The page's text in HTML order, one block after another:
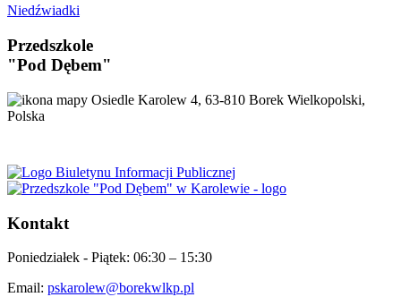
Niedźwiadki
Przedszkole
"Pod Dębem"
Osiedle Karolew 4, 63-810 Borek Wielkopolski,
Polska
Kontakt
Poniedziałek - Piątek: 06:30 – 15:30
Email: pskarolew@borekwlkp.pl